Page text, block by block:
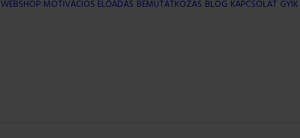
WEBSHOPMOTIVÁCIÓS ELŐADÁS BEMUTATKOZÁS BLOG KAPCSOLAT GYIK